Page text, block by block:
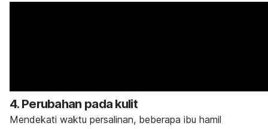
4. Perubahan pada kulit
Mendekati waktu persalinan, beberapa ibu hamil